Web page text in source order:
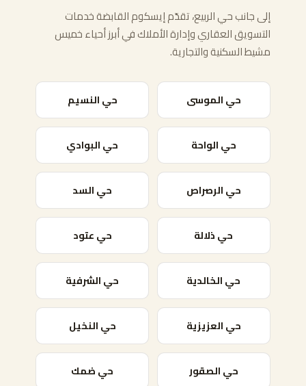
إلى جانب حي الربيع، تقدّم إيسكوم القابضة خدمات
التسويق العقاري وإدارة الأملاك في أبرز أحياء خميس
مشيط السكنية والتجارية.
حي الموسى حي النسيم
حي الواحة حي البوادي
حي الرصراص حي السد
حي ذلالة حي عتود
حي الخالدية حي الشرفية
حي العزيزية حي النخيل
حي الصقور حي ضمك